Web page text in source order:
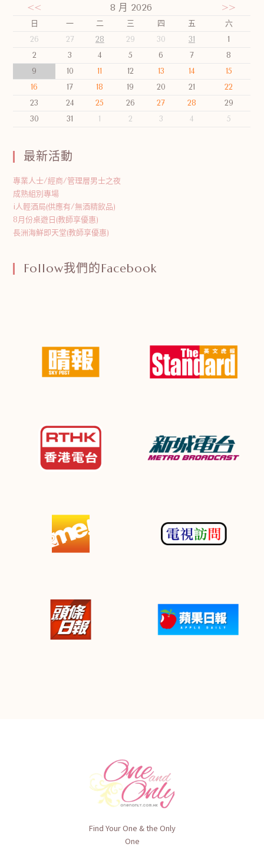
<< 8 月 2026 >>
日 一 二 三 四 五
六
26
27 28 29 30 31
1
2
3 4 5 6 7
8
9
10 11 12 13 14
15
16
17 18 19 20 21
22
23
24 25 26 27 28
29
30
31 1 2 3 4 5
最新活動
專業人士/經商/管理層男士之夜
成熟組別專場
i人輕酒局(供應有/無酒精飲品)
8月份桌遊日(教師享優惠)
長洲海鮮即天堂(教師享優惠)
Follow我們的Facebook
Find Your One & the Only
One